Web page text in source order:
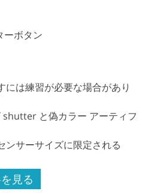
ーボタン
には練習が必要な場合があり
と偽カラー アーティフ
ンサーサイズに限定される
見る